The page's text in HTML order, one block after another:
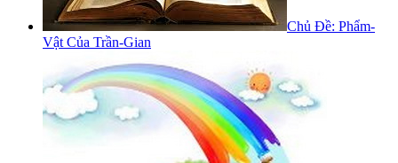
Chủ Đề: Phẩm-
Vật Của Trần-Gian